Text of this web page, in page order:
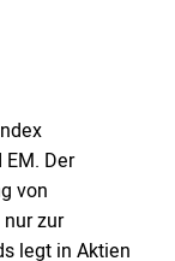
Der
von
zur
legt in Aktien